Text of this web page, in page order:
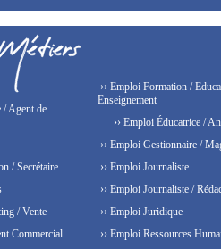
/ Agent de
/ Secrétaire
/ Vente
Commercial
›› Emploi Formation /
Enseignement
›› Emploi Éducatrice /
›› Emploi Gestionnaire /
›› Emploi Journaliste
›› Emploi Journaliste /
›› Emploi Juridique
›› Emploi Ressources